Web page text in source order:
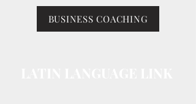
BUSINESS COACHING